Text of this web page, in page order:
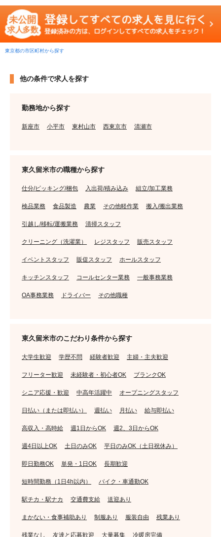
東京都の市区町村から探す
他の条件で求人を探す
勤務地から探す
新座市 小平市 東村山市 西東京市 清瀬市
東久留米市の職種から探す
仕分/ピッキング/梱包 入出荷/積み込み 組立/加工業務
検品業務 食品製造 農業 その他軽作業 搬入/搬出業務
引越し/移転/運搬業務 清掃スタッフ
クリーニング（洗濯業） レジスタッフ 販売スタッフ
イベントスタッフ 販促スタッフ ホールスタッフ
キッチンスタッフ コールセンター業務 一般事務業務
OA事務業務 ドライバー その他職種
東久留米市のこだわり条件から探す
大学生歓迎 学歴不問 経験者歓迎 主婦・主夫歓迎
フリーター歓迎 未経験者・初心者OK ブランクOK
シニア応援・歓迎 中高年活躍中 オープニングスタッフ
日払い（または即払い） 週払い 月払い 給与即払い
高収入・高時給 週1日からOK 週2、3日からOK
週4日以上OK 土日のみOK 平日のみOK（土日祝休み）
即日勤務OK 単発・1日OK 長期歓迎
短時間勤務（1日4h以内） バイク・車通勤OK
駅チカ・駅ナカ 交通費支給 送迎あり
まかない・食事補助あり 制服あり 服装自由 残業あり
残業なし 友達と応募歓迎 大量募集 冷暖房完備